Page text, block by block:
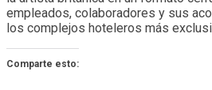
empleados, colaboradores y sus
los complejos hoteleros más
Comparte esto: